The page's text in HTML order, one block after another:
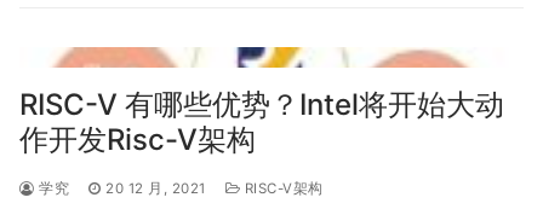
RISC-V 有哪些优势？Intel将开始大动
作开发Risc-V架构
学究 20 12 月, 2021 RISC-V架构